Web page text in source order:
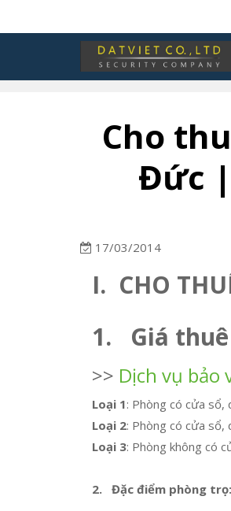
Cho
Đức |
17/03/2014
I. CHO
1. Giá
>> Dịch vụ bảo
Loại 1: Phòng có cửa sổ,
Loại 2: Phòng có cửa sổ,
Loại 3: Phòng không có
2. Đặc điểm phòng trọ: